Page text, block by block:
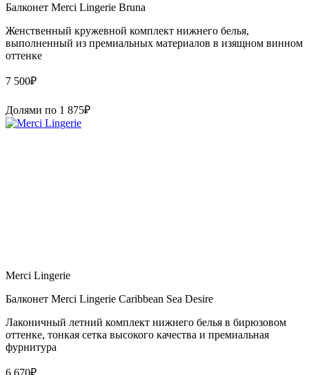
Балконет Merci Lingerie Bruna
Женственный кружевной комплект нижнего белья,
выполненный из премиальных материалов в изящном винном
оттенке
7 500₽
Долями по 1 875₽
Merci Lingerie
Балконет Merci Lingerie Caribbean Sea Desire
Лаконичный летний комплект нижнего белья в бирюзовом
оттенке, тонкая сетка высокого качества и премиальная
фурнитура
6 670₽